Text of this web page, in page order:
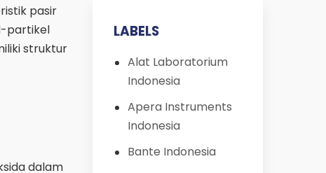
pasir
partikel
struktur
dalam
LABELS
Alat Laboratorium
Indonesia
Apera Instruments
Indonesia
Bante Indonesia